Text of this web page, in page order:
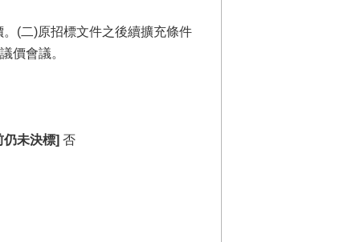
(二)原招標文件之後續擴充條件
價會議。
未決標] 否